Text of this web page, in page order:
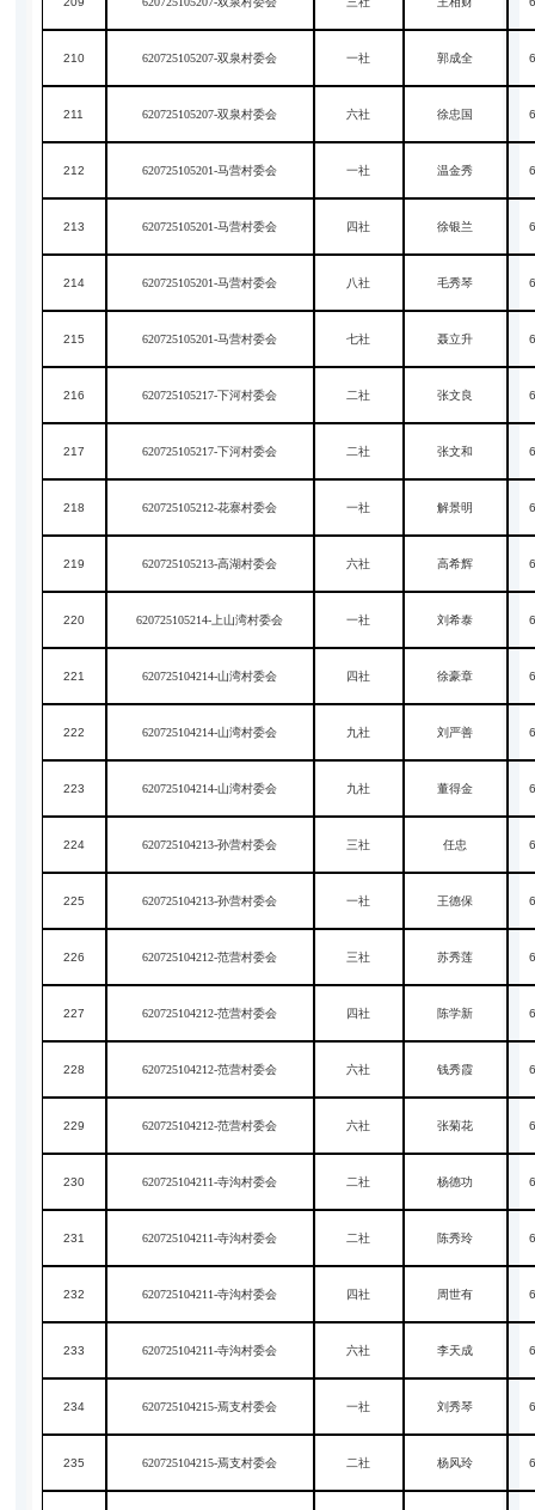
210 620725105207-双泉村委会 一社 郭成全
211 620725105207-双泉村委会 六社 徐忠国
212 620725105201-马营村委会 一社 温金秀
213 620725105201-马营村委会 四社 徐银兰
214 620725105201-马营村委会 八社 毛秀琴
215 620725105201-马营村委会 七社 聂立升
216 620725105217-下河村委会 二社 张文良
217 620725105217-下河村委会 二社 张文和
218 620725105212-花寨村委会 一社 解景明
219 620725105213-高湖村委会 六社 高希辉
220 620725105214-上山湾村委会 一社 刘希泰
221 620725104214-山湾村委会 四社 徐豪章
222 620725104214-山湾村委会 九社 刘严善
223 620725104214-山湾村委会 九社 董得金
224 620725104213-孙营村委会 三社 任忠
225 620725104213-孙营村委会 一社 王德保
226 620725104212-范营村委会 三社 苏秀莲
227 620725104212-范营村委会 四社 陈学新
228 620725104212-范营村委会 六社 钱秀霞
229 620725104212-范营村委会 六社 张菊花
230 620725104211-寺沟村委会 二社 杨德功
231 620725104211-寺沟村委会 二社 陈秀玲
232 620725104211-寺沟村委会 四社 周世有
233 620725104211-寺沟村委会 六社 李天成
234 620725104215-焉支村委会 一社 刘秀琴
235 620725104215-焉支村委会 二社 杨风玲